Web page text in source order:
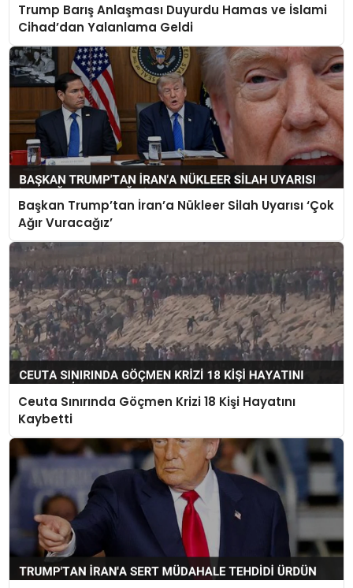
Trump Barış Anlaşması Duyurdu Hamas ve İslami
Cihad’dan Yalanlama Geldi
Başkan Trump’tan İran’a Nükleer Silah Uyarısı ‘Çok
Ağır Vuracağız’
Ceuta Sınırında Göçmen Krizi 18 Kişi Hayatını
Kaybetti